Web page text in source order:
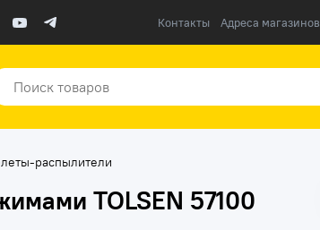
Контакты Адреса магазинов
распылители
TOLSEN 57100